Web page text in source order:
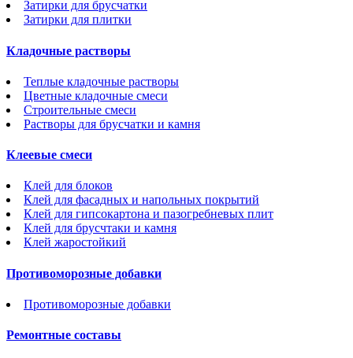
Затирки для брусчатки
Затирки для плитки
Кладочные растворы
Теплые кладочные растворы
Цветные кладочные смеси
Строительные смеси
Растворы для брусчатки и камня
Клеевые смеси
Клей для блоков
Клей для фасадных и напольных покрытий
Клей для гипсокартона и пазогребневых плит
Клей для брусчтаки и камня
Клей жаростойкий
Противоморозные добавки
Противоморозные добавки
Ремонтные составы